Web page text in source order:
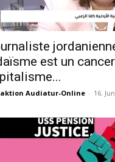
est un
Audiatur-Online - 16.